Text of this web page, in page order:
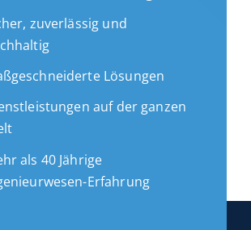
zuverlässig und
Lösungen
auf der ganzen
als 40 Jährige
Erfahrung